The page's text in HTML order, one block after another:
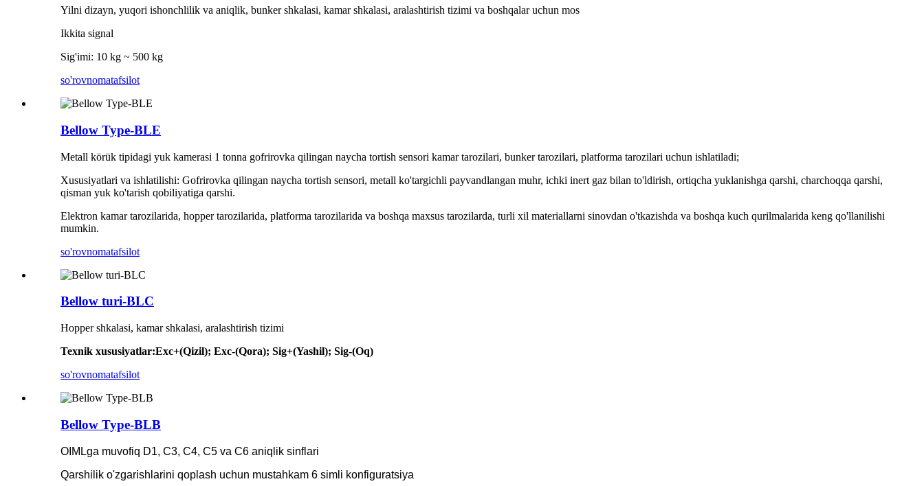
Yilni dizayn, yuqori ishonchlilik va aniqlik, bunker shkalasi, kamar shkalasi, aralashtirish tizimi va boshqalar uchun mos
Ikkita signal
Sig'imi: 10 kg ~ 500 kg
so'rovnomatafsilot
Bellow Type-BLE
Metall körük tipidagi yuk kamerasi 1 tonna gofrirovka qilingan naycha tortish sensori kamar tarozilari, bunker tarozilari, platforma tarozilari uchun ishlatiladi;
Xususiyatlari va ishlatilishi: Gofrirovka qilingan naycha tortish sensori, metall ko'targichli payvandlangan muhr, ichki inert gaz bilan to'ldirish, ortiqcha yuklanishga qarshi, charchoqqa qarshi,
qisman yuk ko'tarish qobiliyatiga qarshi.
Elektron kamar tarozilarida, hopper tarozilarida, platforma tarozilarida va boshqa maxsus tarozilarda, turli xil materiallarni sinovdan o'tkazishda va boshqa kuch qurilmalarida keng qo'llanilishi
mumkin.
so'rovnomatafsilot
Bellow turi-BLC
Hopper shkalasi, kamar shkalasi, aralashtirish tizimi
Texnik xususiyatlar:Exc+(Qizil); Exc-(Qora); Sig+(Yashil); Sig-(Oq)
so'rovnomatafsilot
Bellow Type-BLB
OIMLga muvofiq D1, C3, C4, C5 va C6 aniqlik sinflari
Qarshilik o'zgarishlarini qoplash uchun mustahkam 6 simli konfiguratsiya